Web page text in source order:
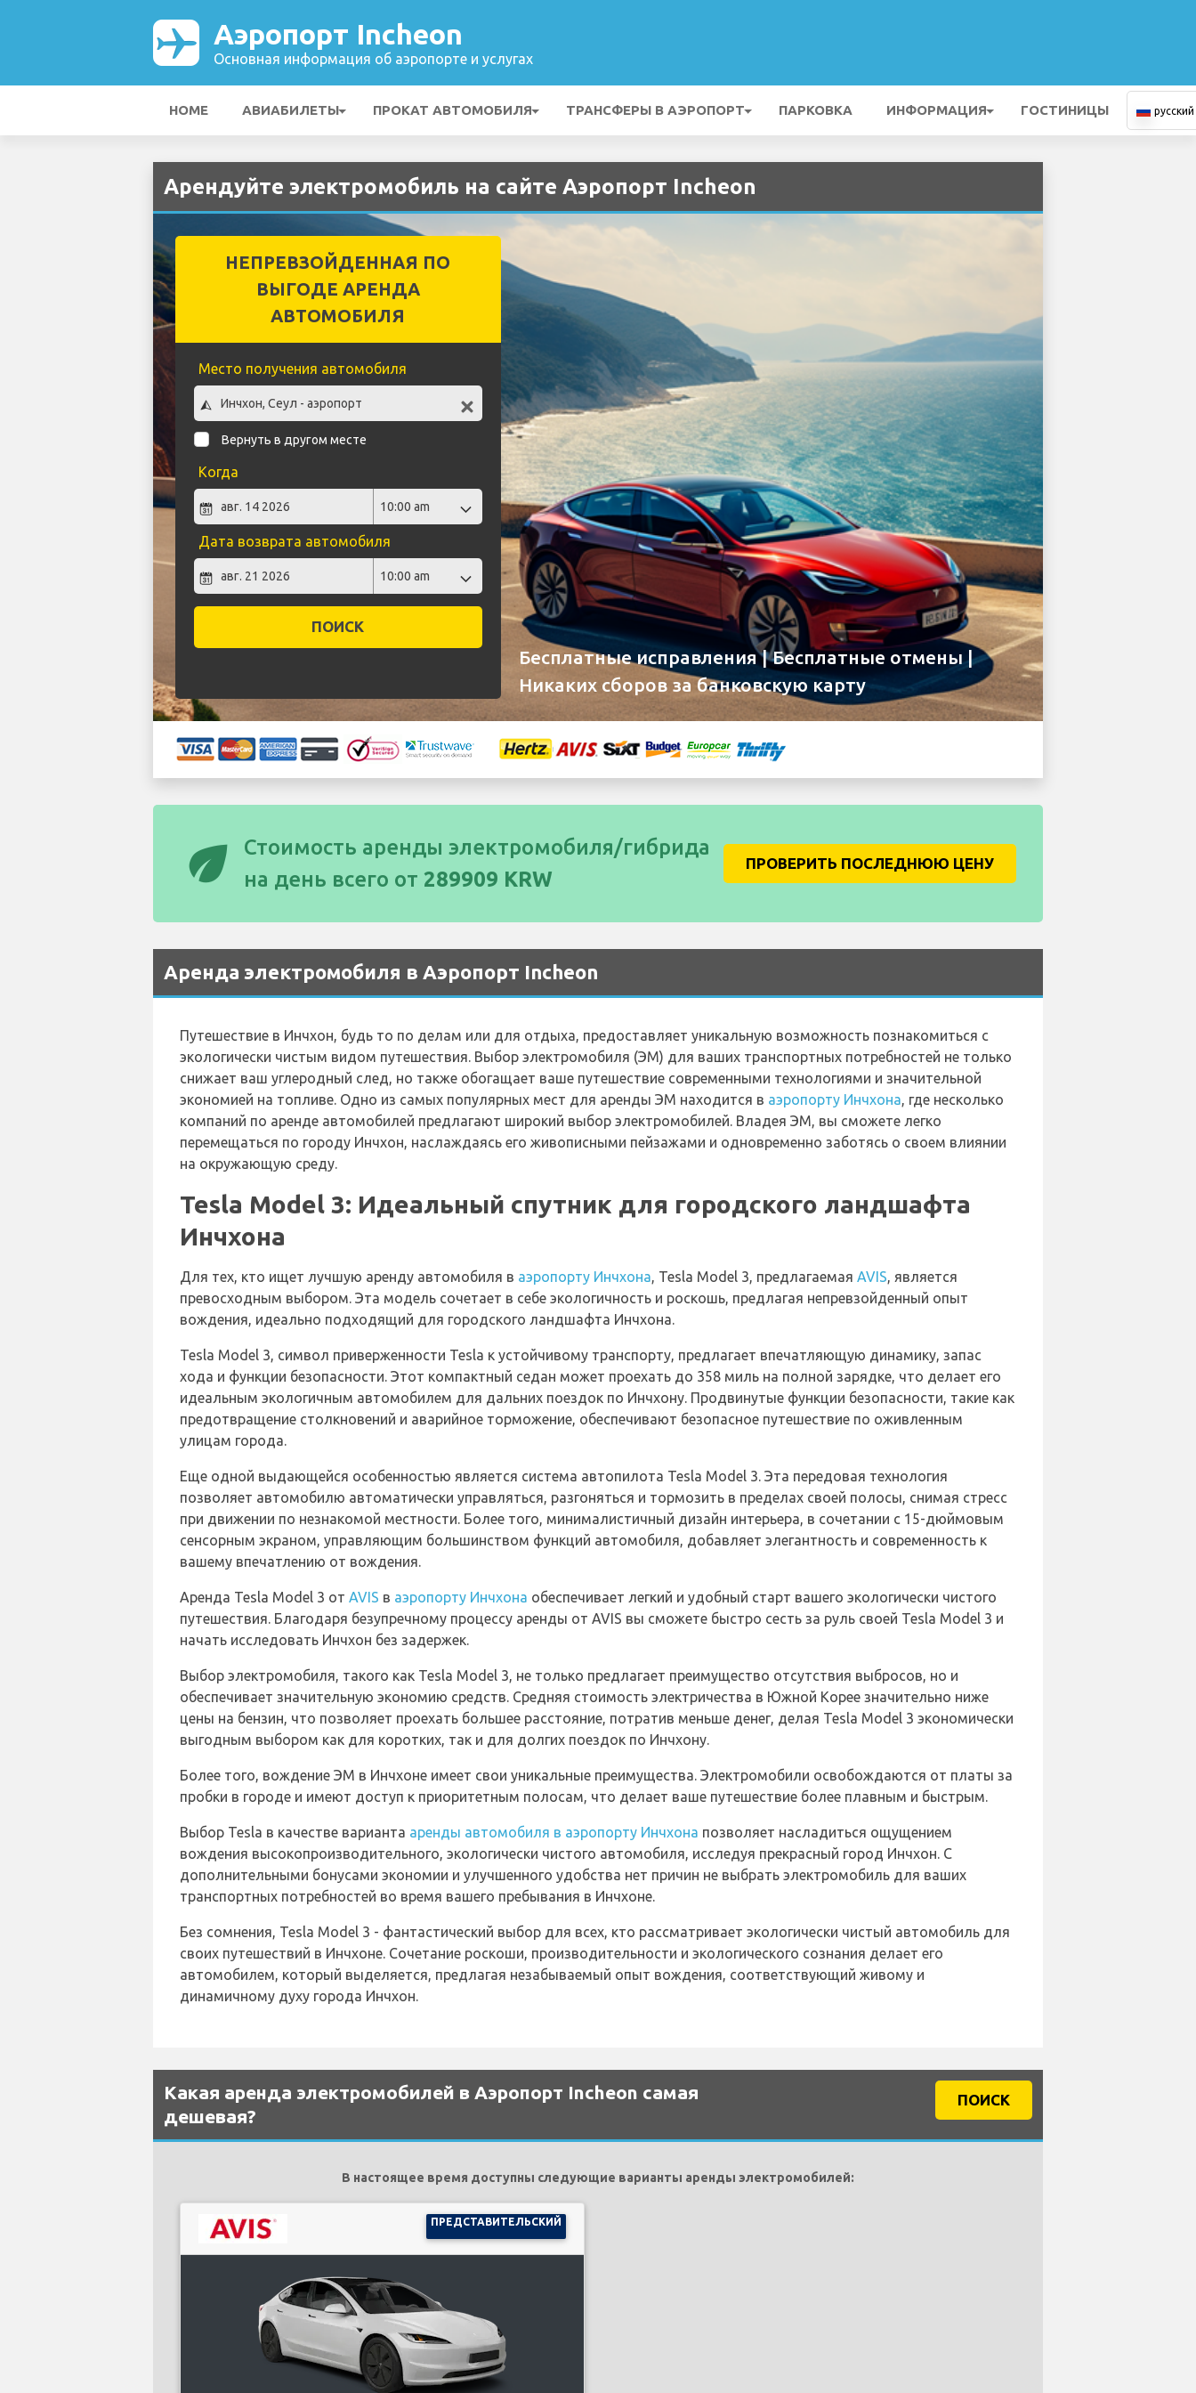
Аэропорт Incheon
Основная информация об аэропорте и услугах
HOME АВИАБИЛЕТЫ ПРОКАТ АВТОМОБИЛЯ ТРАНСФЕРЫ В АЭРОПОРТ ПАРКОВКА ИНФОРМАЦИЯ ГОСТИНИЦЫ русский
Арендуйте электромобиль на сайте Аэропорт Incheon
НЕПРЕВЗОЙДЕННАЯ ПО
ВЫГОДЕ АРЕНДА
АВТОМОБИЛЯ
Место получения автомобиля
Вернуть в другом месте
Когда
Дата возврата автомобиля
ПОИСК
Бесплатные исправления | Бесплатные отмены |
Никаких сборов за банковскую карту
eco
Стоимость аренды электромобиля/гибрида
на день всего от 289909 KRW
ПРОВЕРИТЬ ПОСЛЕДНЮЮ ЦЕНУ
Аренда электромобиля в Аэропорт Incheon
Путешествие в Инчхон, будь то по делам или для отдыха, предоставляет уникальную возможность познакомиться с
экологически чистым видом путешествия. Выбор электромобиля (ЭМ) для ваших транспортных потребностей не только
снижает ваш углеродный след, но также обогащает ваше путешествие современными технологиями и значительной
экономией на топливе. Одно из самых популярных мест для аренды ЭМ находится в аэропорту Инчхона, где несколько
компаний по аренде автомобилей предлагают широкий выбор электромобилей. Владея ЭМ, вы сможете легко
перемещаться по городу Инчхон, наслаждаясь его живописными пейзажами и одновременно заботясь о своем влиянии
на окружающую среду.
Tesla Model 3: Идеальный спутник для городского ландшафта
Инчхона
Для тех, кто ищет лучшую аренду автомобиля в аэропорту Инчхона, Tesla Model 3, предлагаемая AVIS, является
превосходным выбором. Эта модель сочетает в себе экологичность и роскошь, предлагая непревзойденный опыт
вождения, идеально подходящий для городского ландшафта Инчхона.
Tesla Model 3, символ приверженности Tesla к устойчивому транспорту, предлагает впечатляющую динамику, запас
хода и функции безопасности. Этот компактный седан может проехать до 358 миль на полной зарядке, что делает его
идеальным экологичным автомобилем для дальних поездок по Инчхону. Продвинутые функции безопасности, такие как
предотвращение столкновений и аварийное торможение, обеспечивают безопасное путешествие по оживленным
улицам города.
Еще одной выдающейся особенностью является система автопилота Tesla Model 3. Эта передовая технология
позволяет автомобилю автоматически управляться, разгоняться и тормозить в пределах своей полосы, снимая стресс
при движении по незнакомой местности. Более того, минималистичный дизайн интерьера, в сочетании с 15-дюймовым
сенсорным экраном, управляющим большинством функций автомобиля, добавляет элегантность и современность к
вашему впечатлению от вождения.
Аренда Tesla Model 3 от AVIS в аэропорту Инчхона обеспечивает легкий и удобный старт вашего экологически чистого
путешествия. Благодаря безупречному процессу аренды от AVIS вы сможете быстро сесть за руль своей Tesla Model 3 и
начать исследовать Инчхон без задержек.
Выбор электромобиля, такого как Tesla Model 3, не только предлагает преимущество отсутствия выбросов, но и
обеспечивает значительную экономию средств. Средняя стоимость электричества в Южной Корее значительно ниже
цены на бензин, что позволяет проехать большее расстояние, потратив меньше денег, делая Tesla Model 3 экономически
выгодным выбором как для коротких, так и для долгих поездок по Инчхону.
Более того, вождение ЭМ в Инчхоне имеет свои уникальные преимущества. Электромобили освобождаются от платы за
пробки в городе и имеют доступ к приоритетным полосам, что делает ваше путешествие более плавным и быстрым.
Выбор Tesla в качестве варианта аренды автомобиля в аэропорту Инчхона позволяет насладиться ощущением
вождения высокопроизводительного, экологически чистого автомобиля, исследуя прекрасный город Инчхон. С
дополнительными бонусами экономии и улучшенного удобства нет причин не выбрать электромобиль для ваших
транспортных потребностей во время вашего пребывания в Инчхоне.
Без сомнения, Tesla Model 3 - фантастический выбор для всех, кто рассматривает экологически чистый автомобиль для
своих путешествий в Инчхоне. Сочетание роскоши, производительности и экологического сознания делает его
автомобилем, который выделяется, предлагая незабываемый опыт вождения, соответствующий живому и
динамичному духу города Инчхон.
Какая аренда электромобилей в Аэропорт Incheon самая
дешевая?
ПОИСК
В настоящее время доступны следующие варианты аренды электромобилей:
ПРЕДСТАВИТЕЛЬСКИЙ